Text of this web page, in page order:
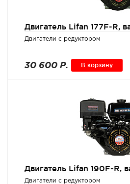
Двигатель Lifan 177F-R,
Двигатели с редуктором
30 600 Р. В корзину
Двигатель Lifan 190F-R,
Двигатели с редуктором